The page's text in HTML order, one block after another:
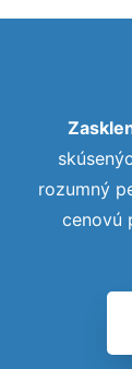
rozumný
cenovú